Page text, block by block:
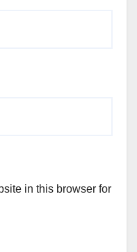
in this browser for